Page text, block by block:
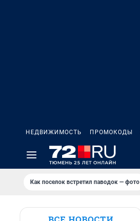
НЕДВИЖИМОСТЬ ПРОМОКОДЫ
Как поселок встретил паводок — фото